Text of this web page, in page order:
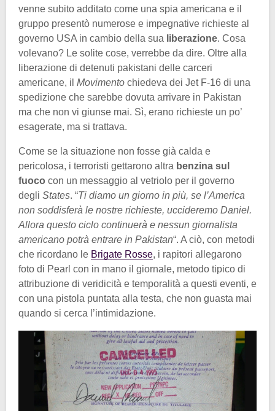
venne subito additato come una spia americana e il
gruppo presentò numerose e impegnative richieste al
governo USA in cambio della sua liberazione. Cosa
volevano? Le solite cose, verrebbe da dire. Oltre alla
liberazione di detenuti pakistani delle carceri
americane, il Movimento chiedeva dei Jet F-16 di una
spedizione che sarebbe dovuta arrivare in Pakistan
ma che non vi giunse mai. Sì, erano richieste un po’
esagerate, ma si trattava.
Come se la situazione non fosse già calda e
pericolosa, i terroristi gettarono altra benzina sul
fuoco con un messaggio al vetriolo per il governo
degli States. “Ti diamo un giorno in più, se l’America
non soddisferà le nostre richieste, uccideremo Daniel.
Allora questo ciclo continuerà e nessun giornalista
americano potrà entrare in Pakistan“. A ciò, con metodi
che ricordano le Brigate Rosse, i rapitori allegarono
foto di Pearl con in mano il giornale, metodo tipico di
attribuzione di veridicità e temporalità a questi eventi, e
con una pistola puntata alla testa, che non guasta mai
quando si cerca l’intimidazione.